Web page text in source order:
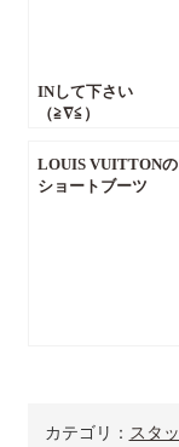
INして下さい
（≧∇≦）
LOUIS VUITTONの
ショートブーツ
カテゴリ： スタ